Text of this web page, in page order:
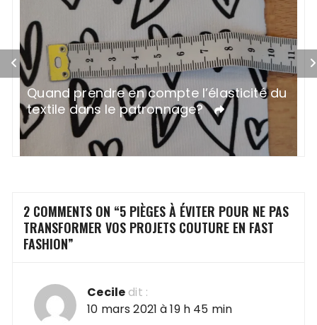
Quand prendre en compte l’élasticité du
textile dans le patronnage?
2 COMMENTS ON “5 PIÈGES À ÉVITER POUR NE PAS
TRANSFORMER VOS PROJETS COUTURE EN FAST
FASHION”
Cecile dit :
10 mars 2021 à 19 h 45 min